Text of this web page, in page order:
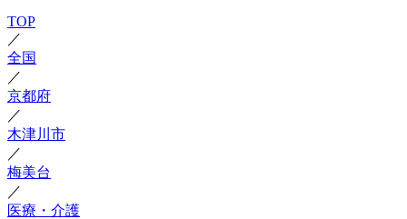
TOP
／
全国
／
京都府
／
木津川市
／
梅美台
／
医療・介護